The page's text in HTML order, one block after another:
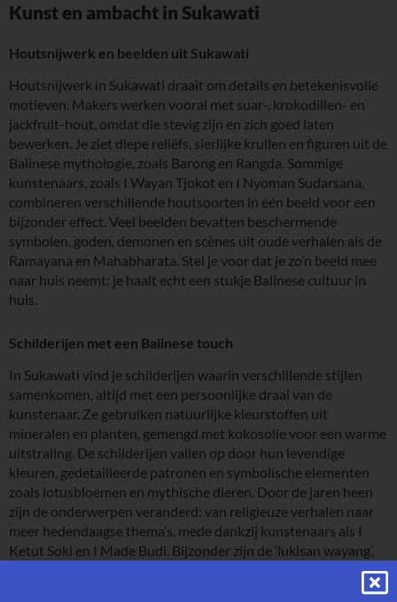
Kunst en ambacht in Sukawati
Houtsnijwerk en beelden uit Sukawati
Houtsnijwerk in Sukawati draait om details en betekenisvolle
motieven. Makers werken vooral met suar-, krokodillen- en
jackfruit-hout, omdat die stevig zijn en zich goed laten
bewerken. Je ziet diepe reliëfs, sierlijke krullen en figuren uit de
Balinese mythologie, zoals Barong en Rangda. Sommige
kunstenaars, zoals I Wayan Tjokot en I Nyoman Sudarsana,
combineren verschillende houtsoorten in één beeld voor een
bijzonder effect. Veel beelden bevatten beschermende
symbolen, goden, demonen en scènes uit oude verhalen als de
Ramayana en Mahabharata. Stel je voor dat je zo’n beeld mee
naar huis neemt: je haalt echt een stukje Balinese cultuur in
huis.
Schilderijen met een Balinese touch
In Sukawati vind je schilderijen waarin verschillende stijlen
samenkomen, altijd met een persoonlijke draai van de
kunstenaar. Ze gebruiken natuurlijke kleurstoffen uit
mineralen en planten, gemengd met kokosolie voor een warme
uitstraling. De schilderijen vallen op door hun levendige
kleuren, gedetailleerde patronen en symbolische elementen
zoals lotusbloemen en mythische dieren. Door de jaren heen
zijn de onderwerpen veranderd: van religieuze verhalen naar
meer hedendaagse thema’s, mede dankzij kunstenaars als I
Ketut Soki en I Made Budi. Bijzonder zijn de ‘lukisan wayang’,
schilderijen in de stijl van schaduwpoppen, die oude Balinese